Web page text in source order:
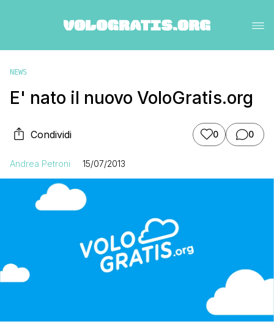
NEWS
E' nato il nuovo VoloGratis.org
Condividi 0 0
Andrea Petroni 15/07/2013